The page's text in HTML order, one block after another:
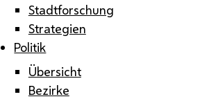
Stadtforschung
Strategien
Politik
Übersicht
Bezirke